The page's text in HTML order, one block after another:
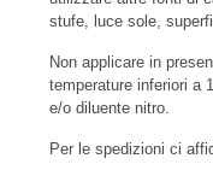
stufe, luce sole,
Non applicare in
temperature inferiori a
e/o diluente nitro.
Per le spedizioni ci